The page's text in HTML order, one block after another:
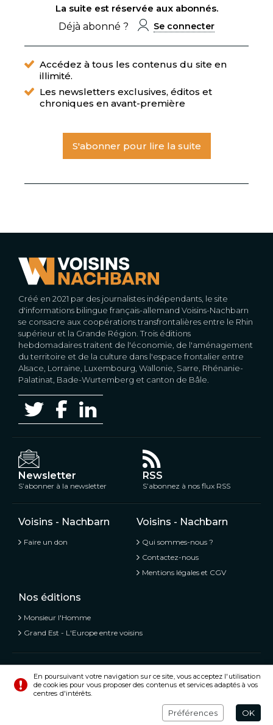
La suite est réservée aux abonnés.
Déjà abonné ?
Se connecter
Accédez à tous les contenus du site en
illimité.
Les newsletters exclusives, éditos et
chroniques en avant-première
S'abonner pour lire la suite
Créé en 2021 par des journalistes indépendants, le site
d'informations bilingue français-allemand Voisins-Nachbarn
se consacre aux coopérations transfrontalières entre le Rhin
supérieur et la Grande Région. Trois éditions
hebdomadaires traitent de l'économie, de l'aménagement
du territoire et de la culture dans l'espace frontalier entre
Alsace, Lorraine, Luxembourg, Wallonie, Sarre, Rhénanie-
Palatinat, Bade-Wurtemberg et canton de Bâle.
Newsletter
S’abonner à la newsletter
RSS
S’abonnez à nos flux RSS
Voisins - Nachbarn
Faire un don
Voisins - Nachbarn
Qui sommes-nous ?
Contactez-nous
Mentions légales et CGV
Nos éditions
Monsieur l'Homme
Grand Est - L'Europe entre voisins
Voisins - Nachbarn, L’information libre et mitoyenne
© Tous droits réservés 2020 - 2026
En poursuivant votre navigation sur ce site, vous acceptez l'utilisation
de cookies pour vous proposer des contenus et services adaptés à vos
centres d'intérêts.
Préférences OK